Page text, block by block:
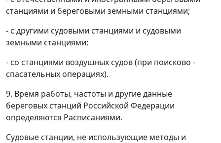
станциями и береговыми земными станциями;
- с другими судовыми станциями и судовыми
земными станциями;
- со станциями воздушных судов (при поисково -
спасательных операциях).
9. Время работы, частоты и другие данные
береговых станций Российской Федерации
определяются Расписаниями.
Судовые станции, не использующие методы и